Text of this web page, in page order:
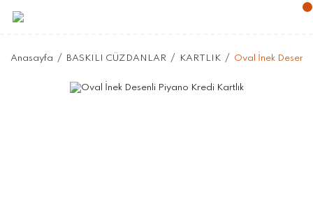
Anasayfa BASKILI CÜZDANLAR KARTLIK Oval İnek Desenli